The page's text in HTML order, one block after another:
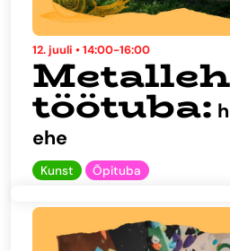
12. juuli • 14:00-16:00
töötuba:
ehe
Kunst Õpituba